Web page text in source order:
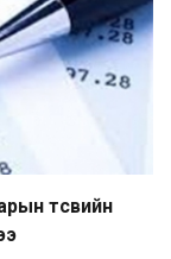
төсвийн